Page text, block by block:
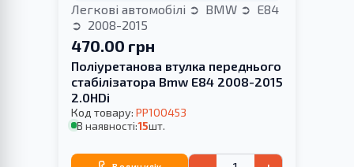
Легкові автомобілі BMW
E84
2008-2015
470.00 грн
Поліуретанова втулка переднього
стабілізатора Bmw E84 2008-2015
2.0HDi
Код товару: PP100453
В наявності:15шт.